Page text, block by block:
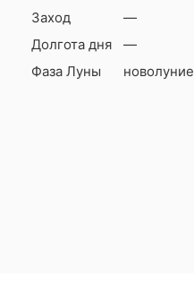
Заход
—
Долгота дня
—
Фаза Луны
новолуние